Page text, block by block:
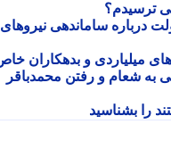
ساماندهی نیروهای
و بدهکاران خاص
شعام و رفتن محمدباقر